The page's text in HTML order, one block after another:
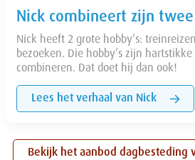
Nick combineert zijn
Nick heeft 2 grote hobby’s:
bezoeken. Die hobby’s zijn
combineren. Dat doet hij dan ook!
Lees het verhaal van Nick
Bekijk het aanbod dagbesteding